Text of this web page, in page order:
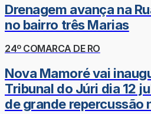
Drenagem avança na
no bairro três Marias
24º COMARCA DE RO
Nova Mamoré vai
Tribunal do Júri dia 12
de grande repercussão